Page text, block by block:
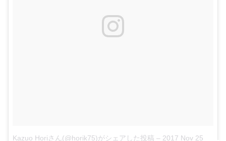
Kazuo Horiさん(@horik75)がシェアした投稿 – 2017 Nov 25 5:49pm PST